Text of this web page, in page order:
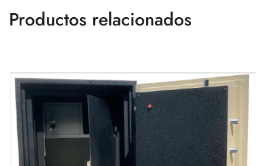
Productos relacionados